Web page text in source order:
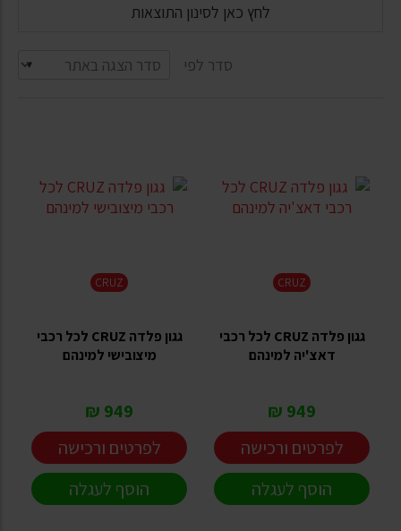
לחץ כאן לסינון התוצאות
סדר לפי
CRUZ
גגון פלדה CRUZ לכל רכבי
דאצ'יה למינהם
949 ₪
לפרטים ורכישה
הוסף לעגלה
CRUZ
גגון פלדה CRUZ לכל רכבי
מיצובישי למינהם
949 ₪
לפרטים ורכישה
הוסף לעגלה